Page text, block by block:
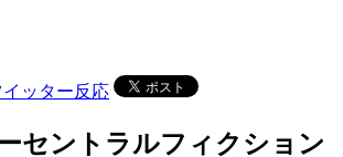
イッター反応
セントラルフィクション